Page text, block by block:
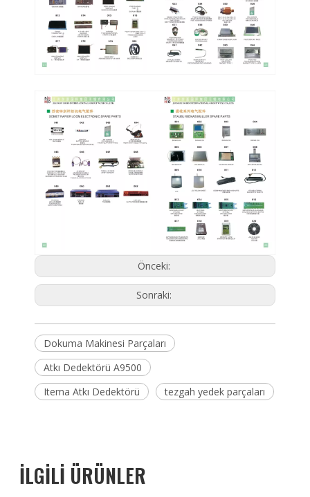
Önceki:
Sonraki:
Dokuma Makinesi Parçaları
Atkı Dedektörü A9500
Itema Atkı Dedektörü
tezgah yedek parçaları
İLGİLİ ÜRÜNLER